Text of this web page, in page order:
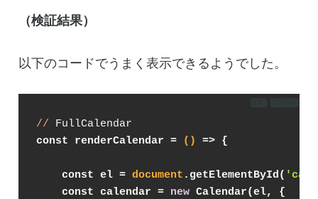
（検証結果）
以下のコードでうまく表示できるようでした。
//
const renderCalendar = () => {
    const el =
document .getElementById(
    const calendar =
new Calendar(el, {